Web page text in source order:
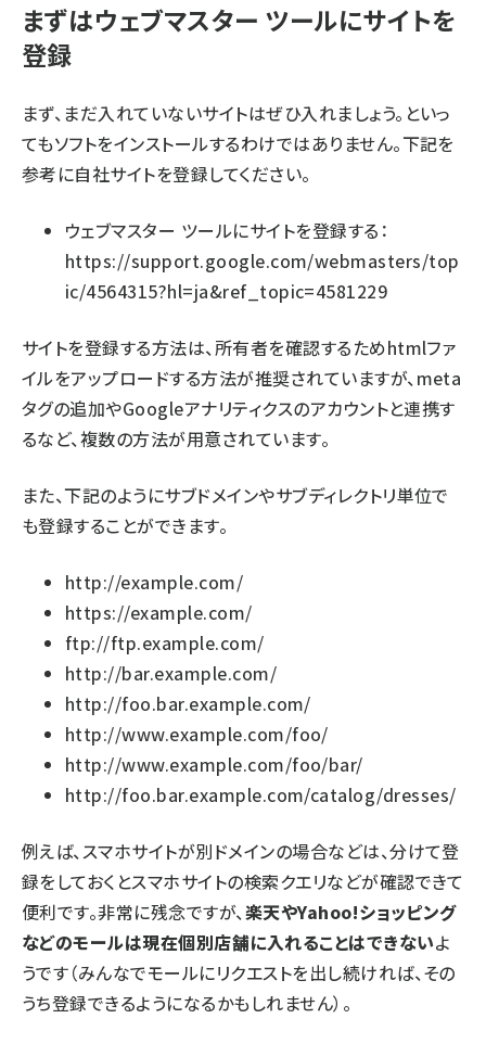
まずはウェブマスター ツールにサイトを
登録
まず、まだ入れていないサイトはぜひ入れましょう。といっ
てもソフトをインストールするわけではありません。下記を
参考に自社サイトを登録してください。
ウェブマスター ツールにサイトを登録する：
https://support.google.com/webmasters/top
ic/4564315?hl=ja&ref_topic=4581229
サイトを登録する方法は、所有者を確認するためhtmlファ
イルをアップロードする方法が推奨されていますが、meta
タグの追加やGoogleアナリティクスのアカウントと連携す
るなど、複数の方法が用意されています。
また、下記のようにサブドメインやサブディレクトリ単位で
も登録することができます。
http://example.com/
https://example.com/
ftp://ftp.example.com/
http://bar.example.com/
http://foo.bar.example.com/
http://www.example.com/foo/
http://www.example.com/foo/bar/
http://foo.bar.example.com/catalog/dresses/
例えば、スマホサイトが別ドメインの場合などは、分けて登
録をしておくとスマホサイトの検索クエリなどが確認できて
便利です。非常に残念ですが、楽天やYahoo!ショッピング
などのモールは現在個別店舗に入れることはできないよ
うです（みんなでモールにリクエストを出し続ければ、その
うち登録できるようになるかもしれません）。